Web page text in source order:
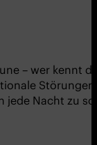
– wer kennt
jede Nacht zu